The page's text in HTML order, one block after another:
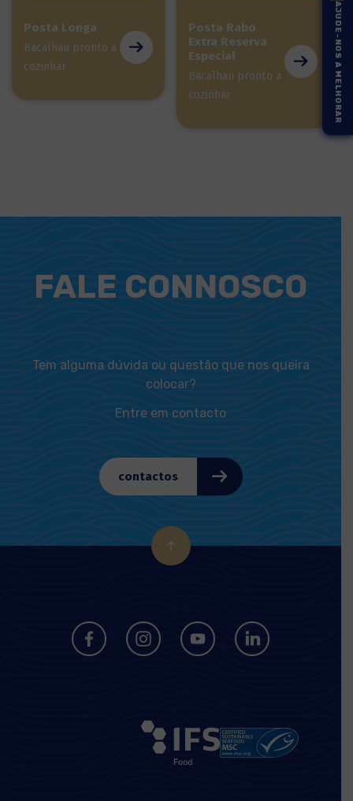
Posta Longa
Bacalhau pronto a
cozinhar
Posta Rabo
Extra Reserva
Especial
Bacalhau pronto a
cozinhar
FALE CONNOSCO
Tem alguma dúvida ou questão que nos queira
colocar?
Entre em contacto
contactos
AJUDE-NOS A MELHORAR